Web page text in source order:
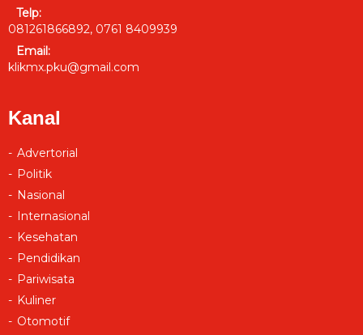
Telp:
081261866892, 0761 8409939
Email:
klikmx.pku@gmail.com
Kanal
Advertorial
Politik
Nasional
Internasional
Kesehatan
Pendidikan
Pariwisata
Kuliner
Otomotif